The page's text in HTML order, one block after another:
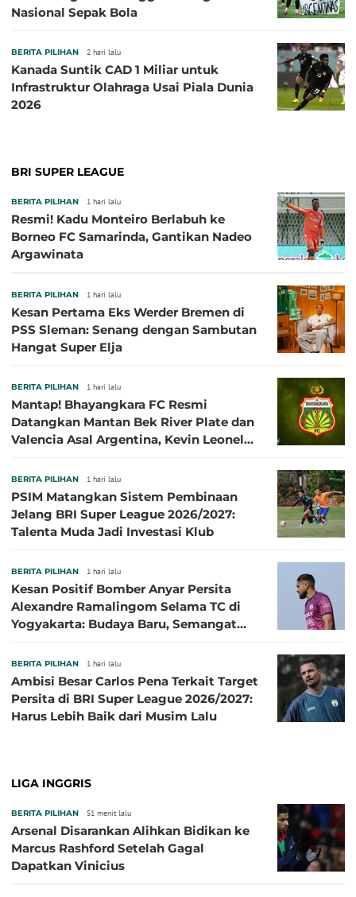
Nasional Sepak Bola
BERITA PILIHAN 2 hari lalu
Kanada Suntik CAD 1 Miliar untuk
Infrastruktur Olahraga Usai Piala Dunia
2026
BRI SUPER LEAGUE
BERITA PILIHAN 1 hari lalu
Resmi! Kadu Monteiro Berlabuh ke
Borneo FC Samarinda, Gantikan Nadeo
Argawinata
BERITA PILIHAN 1 hari lalu
Kesan Pertama Eks Werder Bremen di
PSS Sleman: Senang dengan Sambutan
Hangat Super Elja
BERITA PILIHAN 1 hari lalu
Mantap! Bhayangkara FC Resmi
Datangkan Mantan Bek River Plate dan
Valencia Asal Argentina, Kevin Leonel
BERITA PILIHAN 1 hari lalu
PSIM Matangkan Sistem Pembinaan
Jelang BRI Super League 2026/2027:
Talenta Muda Jadi Investasi Klub
BERITA PILIHAN 1 hari lalu
Kesan Positif Bomber Anyar Persita
Alexandre Ramalingom Selama TC di
Yogyakarta: Budaya Baru, Semangat
BERITA PILIHAN 1 hari lalu
Ambisi Besar Carlos Pena Terkait Target
Persita di BRI Super League 2026/2027:
Harus Lebih Baik dari Musim Lalu
LIGA INGGRIS
BERITA PILIHAN 51 menit lalu
Arsenal Disarankan Alihkan Bidikan ke
Marcus Rashford Setelah Gagal
Dapatkan Vinicius